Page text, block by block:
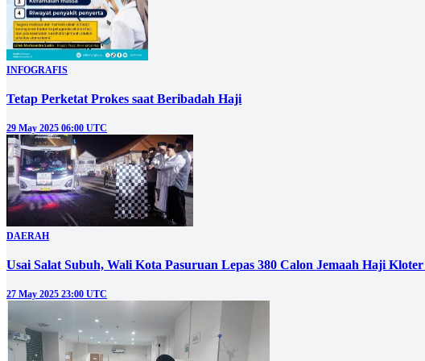
INFOGRAFIS
Tetap Perketat Prokes saat Beribadah Haji
29 May 2025 06:00 UTC
DAERAH
Usai Salat Subuh, Wali Kota Pasuruan Lepas 380 Calon Jemaah Haji Kloter
27 May 2025 23:00 UTC